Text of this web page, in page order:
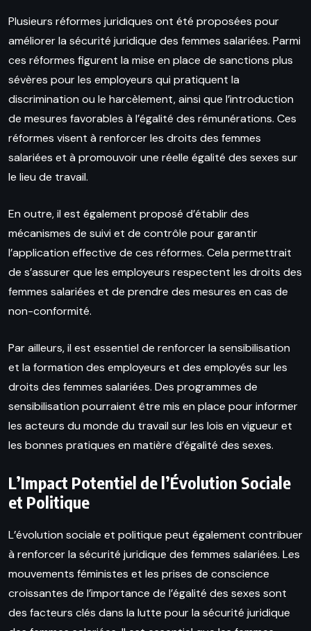
Plusieurs réformes juridiques ont été proposées pour
améliorer la sécurité juridique des femmes salariées. Parmi
ces réformes figurent la mise en place de sanctions plus
sévères pour les employeurs qui pratiquent la
discrimination ou le harcèlement, ainsi que l’introduction
de mesures favorables à l’égalité des rémunérations. Ces
réformes visent à renforcer les droits des femmes
salariées et à promouvoir une réelle égalité des sexes sur
le lieu de travail.
En outre, il est également proposé d’établir des
mécanismes de suivi et de contrôle pour garantir
l’application effective de ces réformes. Cela permettrait
de s’assurer que les employeurs respectent les droits des
femmes salariées et de prendre des mesures en cas de
non-conformité.
Par ailleurs, il est essentiel de renforcer la sensibilisation
et la formation des employeurs et des employés sur les
droits des femmes salariées. Des programmes de
sensibilisation pourraient être mis en place pour informer
les acteurs du monde du travail sur les lois en vigueur et
les bonnes pratiques en matière d’égalité des sexes.
L’Impact Potentiel de l’Évolution Sociale
et Politique
L’évolution sociale et politique peut également contribuer
à renforcer la sécurité juridique des femmes salariées. Les
mouvements féministes et les prises de conscience
croissantes de l’importance de l’égalité des sexes sont
des facteurs clés dans la lutte pour la sécurité juridique